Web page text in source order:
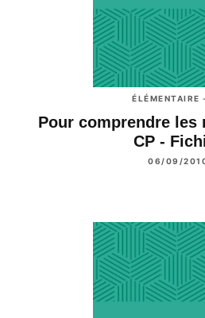
ÉLÉMENTAIRE
Pour comprendre les
CP -
06/09/